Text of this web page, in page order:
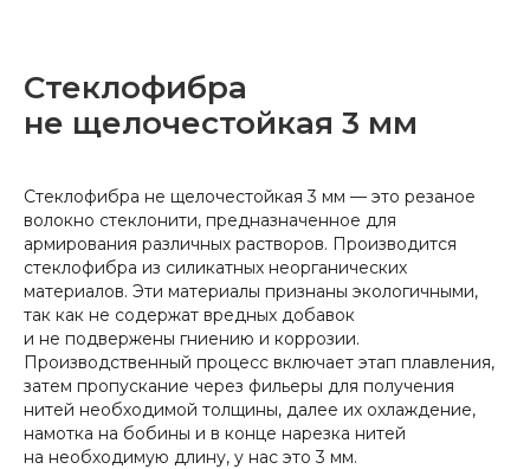
Стеклофибра
не щелочестойкая 3 мм
Стеклофибра не щелочестойкая 3 мм — это резаное
волокно стеклонити, предназначенное для
армирования различных растворов. Производится
стеклофибра из силикатных неорганических
материалов. Эти материалы признаны экологичными,
так как не содержат вредных добавок
и не подвержены гниению и коррозии.
Производственный процесс включает этап плавления,
затем пропускание через фильеры для получения
нитей необходимой толщины, далее их охлаждение,
намотка на бобины и в конце нарезка нитей
на необходимую длину, у нас это 3 мм.